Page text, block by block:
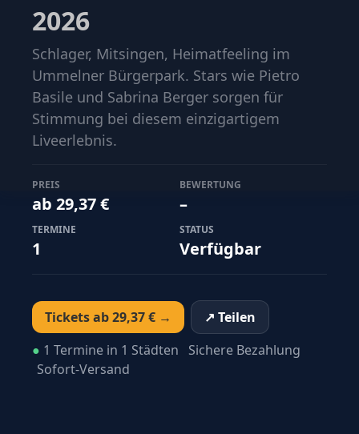
2026
Schlager, Mitsingen, Heimatfeeling im
Ummelner Bürgerpark. Stars wie Pietro
Basile und Sabrina Berger sorgen für
Stimmung bei diesem einzigartigem
Liveerlebnis.
PREIS
ab 29,37 €
BEWERTUNG
–
TERMINE
1
STATUS
Verfügbar
Tickets ab 29,37 € →
↗ Teilen
● 1 Termine in 1 Städten
Sichere Bezahlung
Sofort-Versand